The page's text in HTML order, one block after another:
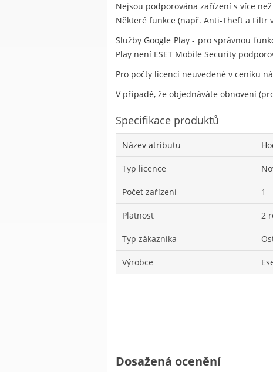
Nejsou podporována zařízení s více
Některé funkce (např. Anti-Theft a Filtr
Služby Google Play - pro správnou
Play není ESET Mobile Security
Pro počty licencí neuvedené v ceníku
V případě, že objednáváte obnovení
Specifikace produktů
Název atributu
Typ licence
Počet zařízení 1
Platnost 2
Typ zákazníka
Výrobce
Dosažená ocenění